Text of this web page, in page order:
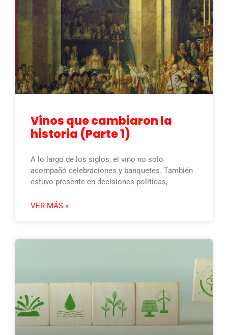
Vinos que cambiaron la
historia (Parte 1)
A lo largo de los siglos, el vino no solo
acompañó celebraciones y banquetes. También
estuvo presente en decisiones políticas,
VER MÁS »